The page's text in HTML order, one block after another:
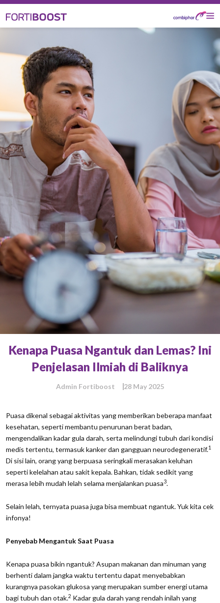
Kenapa Puasa Ngantuk dan Lemas? Ini
Penjelasan Ilmiah di Baliknya
Admin Fortiboost 28 May 2025
Puasa dikenal sebagai aktivitas yang memberikan beberapa manfaat
kesehatan, seperti membantu penurunan berat badan,
mengendalikan kadar gula darah, serta melindungi tubuh dari kondisi
medis tertentu, termasuk kanker dan gangguan neurodegeneratif.1
Di sisi lain, orang yang berpuasa seringkali merasakan keluhan
seperti kelelahan atau sakit kepala. Bahkan, tidak sedikit yang
merasa lebih mudah lelah selama menjalankan puasa3.
Selain lelah, ternyata puasa juga bisa membuat ngantuk. Yuk kita cek
infonya!
Penyebab Mengantuk Saat Puasa
Kenapa puasa bikin ngantuk? Asupan makanan dan minuman yang
berhenti dalam jangka waktu tertentu dapat menyebabkan
kurangnya pasokan glukosa yang merupakan sumber energi utama
bagi tubuh dan otak.2 Kadar gula darah yang rendah inilah yang